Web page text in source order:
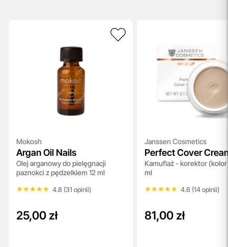
Mokosh
Argan Oil Nails
Olej arganowy do pielęgnacji
paznokci z pędzelkiem 12 ml
★★★★★
★★★★★ 4.8 (31 opinii)
25,00 zł
Janssen Cosmetics
Perfect Cover
Kamuflaż - korektor
ml
★★★★★
★★★★★ 4.6 (14 opinii)
81,00 zł